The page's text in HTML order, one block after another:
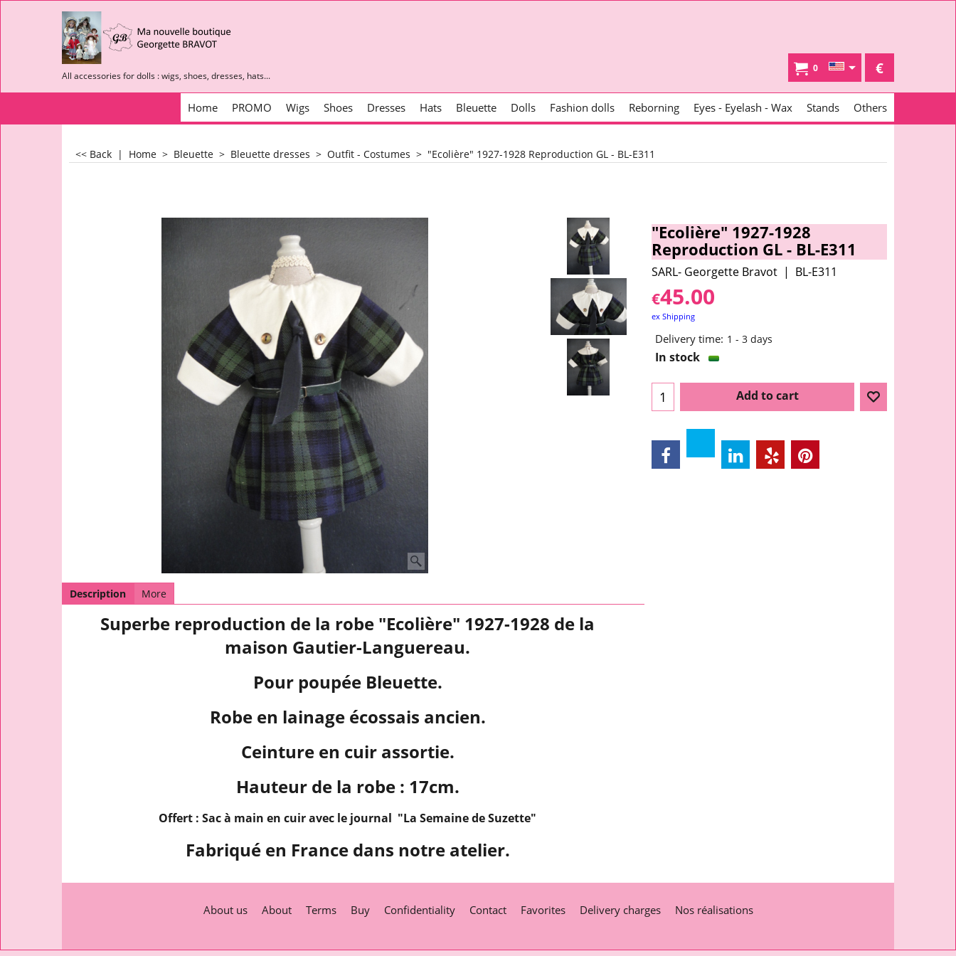
All accessories for dolls : wigs, shoes, dresses, hats...
0 €
Home PROMO Wigs Shoes Dresses Hats Bleuette Dolls Fashion dolls Reborning Eyes - Eyelash - Wax Stands Others
<< Back | Home > Bleuette > Bleuette dresses > Outfit - Costumes > "Ecolière" 1927-1928 Reproduction GL - BL-E311
"Ecolière" 1927-1928
Reproduction GL - BL-E311
SARL- Georgette Bravot BL-E311
€45.00
ex Shipping
Delivery time: 1 - 3 days
In stock
Add to cart
Description More
Superbe reproduction de la robe "Ecolière" 1927-1928 de la
maison Gautier-Languereau.
Pour poupée Bleuette.
Robe en lainage écossais ancien.
Ceinture en cuir assortie.
Hauteur de la robe : 17cm.
Offert : Sac à main en cuir avec le journal "La Semaine de Suzette"
Fabriqué en France dans notre atelier.
About us About Terms Buy Confidentiality Contact Favorites Delivery charges Nos réalisations